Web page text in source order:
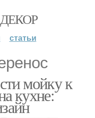
статьи
мойку к
кухне: